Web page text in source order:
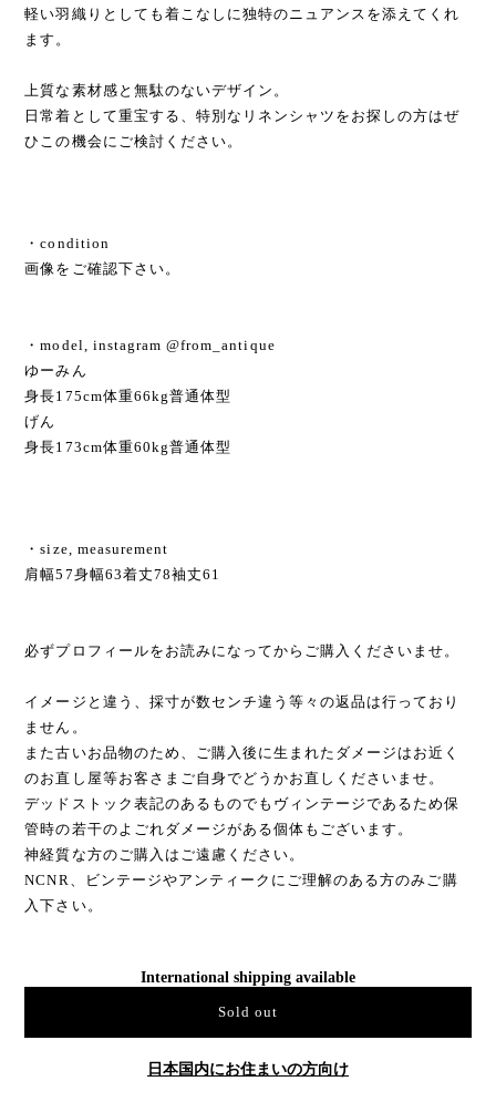
軽い羽織りとしても着こなしに独特のニュアンスを添えてくれ
ます。
上質な素材感と無駄のないデザイン。
日常着として重宝する、特別なリネンシャツをお探しの方はぜ
ひこの機会にご検討ください。
・condition
画像をご確認下さい。
・model, instagram @from_antique
ゆーみん
身長175cm体重66kg普通体型
げん
身長173cm体重60kg普通体型
・size, measurement
肩幅57身幅63着丈78袖丈61
必ずプロフィールをお読みになってからご購入くださいませ。
イメージと違う、採寸が数センチ違う等々の返品は行っており
ません。
また古いお品物のため、ご購入後に生まれたダメージはお近く
のお直し屋等お客さまご自身でどうかお直しくださいませ。
デッドストック表記のあるものでもヴィンテージであるため保
管時の若干のよごれダメージがある個体もございます。
神経質な方のご購入はご遠慮ください。
NCNR、ビンテージやアンティークにご理解のある方のみご購
入下さい。
International shipping available
Sold out
日本国内にお住まいの方向け